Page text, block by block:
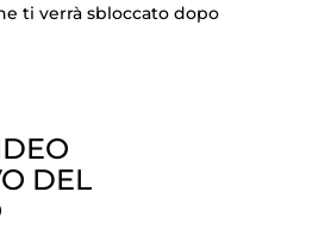
ti verrà sbloccato dopo
DEL